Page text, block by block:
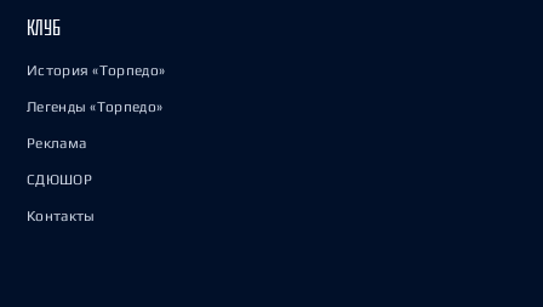
КЛУБ
История «Торпедо»
Легенды «Торпедо»
Реклама
СДЮШОР
Контакты